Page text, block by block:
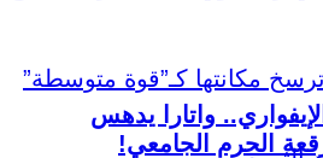
واتارا يدهس
الحرم الجامعي!